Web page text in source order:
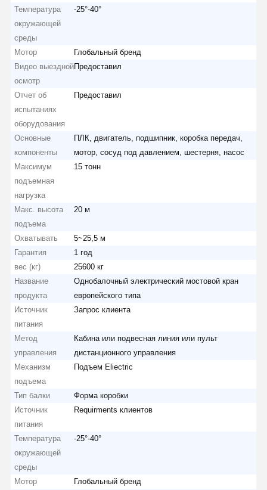
Качества
Все Случаи
Колеса кранов
Концевая балка
Блок шкива крана
Кран
Перегонка двигателя и тормоза
Подъемник
Транспортное оборудование
Подъемные устройства
Аксессуары для кранов
Температура
окружающей
среды
-25°-40°
Мотор
Глобальный бренд
Видео выездной
осмотр
Предоставил
Отчет об
испытаниях
оборудования
Предоставил
Основные
компоненты
ПЛК, двигатель, подшипник, коробка передач,
мотор, сосуд под давлением, шестерня, насос
Максимум
подъемная
нагрузка
15 тонн
Макс. высота
подъема
20 м
Охватывать
5~25,5 м
Гарантия
1 год
вес (кг)
25600 кг
Название
продукта
Однобалочный электрический мостовой кран
европейского типа
Источник
питания
Запрос клиента
Метод
управления
Кабина или подвесная линия или пульт
дистанционного управления
Механизм
подъема
Подъем Eliectric
Тип балки
Форма коробки
Источник
питания
Requirments клиентов
Температура
окружающей
среды
-25°-40°
Мотор
Глобальный бренд